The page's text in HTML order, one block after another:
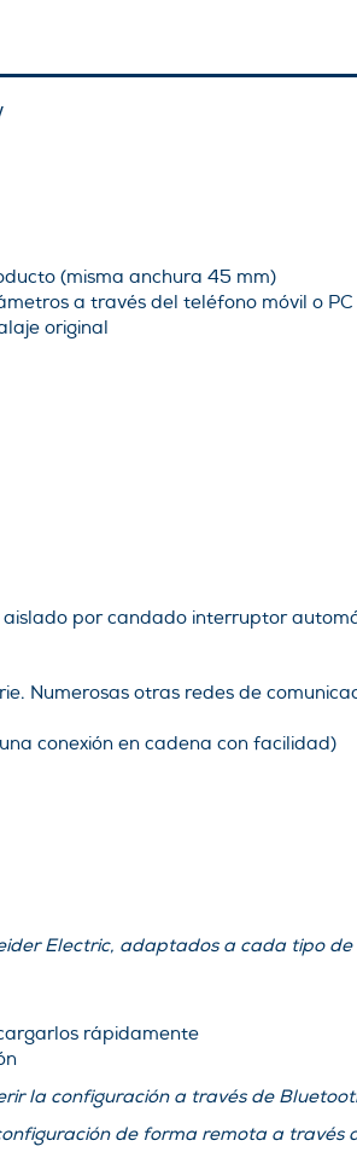
(misma anchura 45 mm)
a través del teléfono móvil o PC
original
por candado interruptor
Numerosas otras redes de
conexión en cadena con facilidad)
Electric, adaptados a cada tipo
rápidamente
la configuración a través de
de forma remota a través